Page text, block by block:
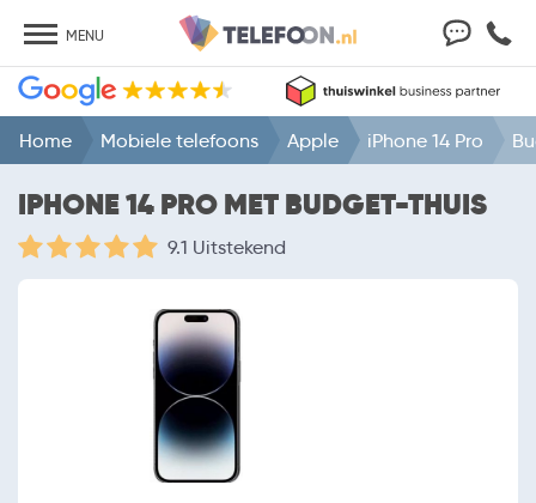
MENU
Home Mobiele telefoons Apple iPhone 14 Pro
IPHONE 14 PRO MET BUDGET-THUIS
9.1 Uitstekend